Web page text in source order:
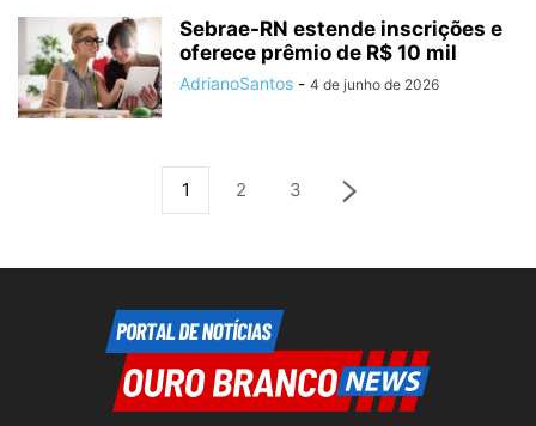
Sebrae-RN estende inscrições e
oferece prêmio de R$ 10 mil
AdrianoSantos - 4 de junho de 2026
1 2 3